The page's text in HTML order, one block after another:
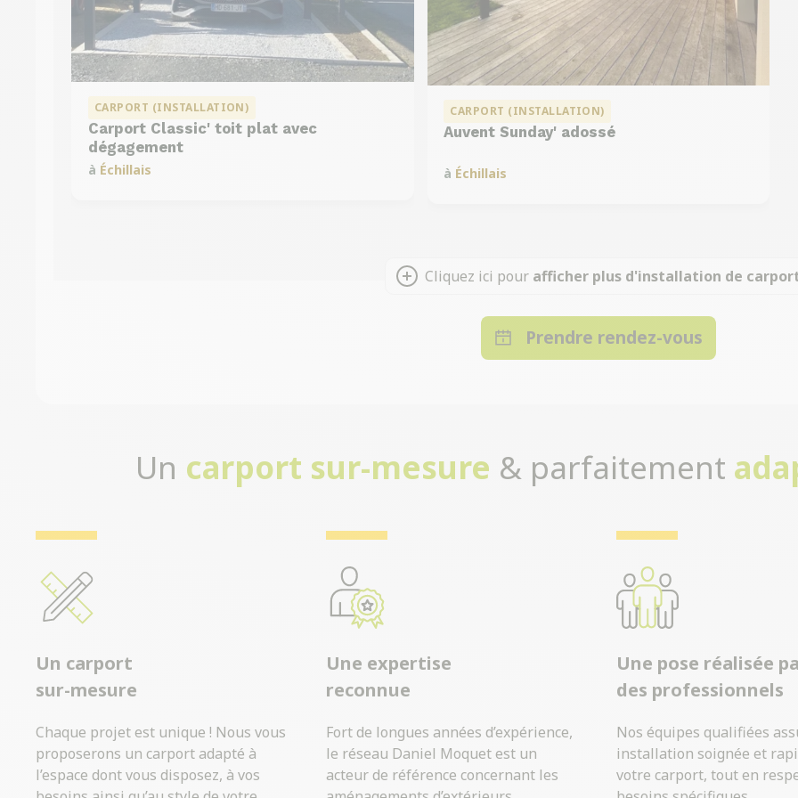
CARPORT (INSTALLATION)
Carport Classic' toit plat avec
dégagement
à Échillais
CARPORT (INSTALLATION)
Auvent Sunday' adossé
à Échillais
Cliquez ici pour afficher plus d'installation de
Prendre rendez-vous
Un carport sur-mesure & parfaitement
Un carport
sur-mesure
Chaque projet est unique ! Nous vous
proposerons un carport adapté à
l’espace dont vous disposez, à vos
Une expertise
reconnue
Fort de longues années d’expérience,
le réseau Daniel Moquet est un
acteur de référence concernant les
Une pose réalisée
des professionnels
Nos équipes qualifiées
installation soignée et
votre carport, tout en